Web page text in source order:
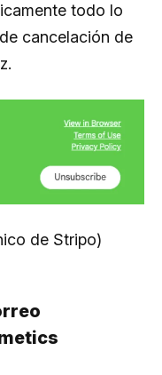
todo lo
cancelación de
de Stripo)